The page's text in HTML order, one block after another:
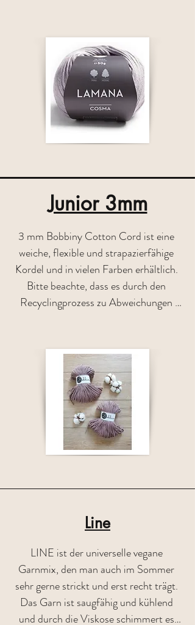
angenehm direkt auf der Haut tragen
und haben einen tollen Fall . Loch- und
Strukturmuster kommen sehr schön
zum Ausdruck. Pflegeleicht und in der
Maschine waschbar, ist COSMA
ebenso für Baby- und Kinderstrick eine
hervorragende Wahl und eignet sich
100 50g
Junior 3mm
3 mm Bobbiny Cotton Cord ist eine
weiche, flexible und strapazierfähige
Kordel und in vielen Farben erhältlich.
Bitte beachte, dass es durch den
Recyclingprozess zu Abweichungen
Die Kordel eignet sich nicht nur zum
Häkeln und Stricken sondern auch für
Makramee-Projekte
Zusammensetzung:100% recycelte
Baumwolle /Baumwollfüllung / ca.
100m 250g
Line
LINE ist der universelle vegane
Garnmix, den man auch im Sommer
sehr gerne strickt und erst recht trägt.
Das Garn ist saugfähig und kühlend
und durch die Viskose schimmert es